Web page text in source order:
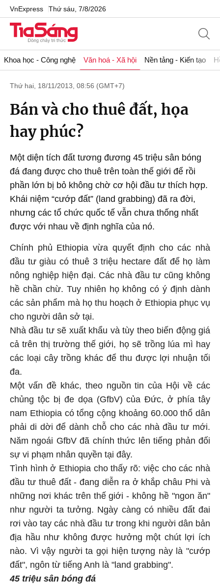
VnExpress Thứ sáu, 7/8/2026
Khoa học - Công nghệ Văn hoá - Xã hội Nền tảng - Kiến tạo
Thứ hai, 18/11/2013, 08:56 (GMT+7)
Bán và cho thuê đất, họa
hay phúc?
Một diện tích đất tương đương 45 triệu sân bóng
đá đang được cho thuê trên toàn thế giới để rồi
phần lớn bị bỏ không chờ cơ hội đầu tư thích hợp.
Khái niệm “cướp đất” (land grabbing) đã ra đời,
nhưng các tổ chức quốc tế vẫn chưa thống nhất
được với nhau về định nghĩa của nó.
Chính phủ Ethiopia vừa quyết định cho các nhà
đầu tư giàu có thuê 3 triệu hectare đất để họ làm
nông nghiệp hiện đại. Các nhà đầu tư cũng không
hề chần chừ. Tuy nhiên họ không có ý định dành
các sản phẩm mà họ thu hoạch ở Ethiopia phục vụ
cho người dân sở tại.
Nhà đầu tư sẽ xuất khẩu và tùy theo biến động giá
cả trên thị trường thế giới, họ sẽ trồng lúa mì hay
các loại cây trồng khác để thu được lợi nhuận tối
đa.
Một vấn đề khác, theo nguồn tin của Hội về các
chủng tộc bị đe dọa (GfbV) của Đức, ở phía tây
nam Ethiopia có tổng cộng khoảng 60.000 thổ dân
phải di dời để dành chỗ cho các nhà đầu tư mới.
Năm ngoái GfbV đã chính thức lên tiếng phản đối
sự vi phạm nhân quyền tại đây.
Tình hình ở Ethiopia cho thấy rõ: việc cho các nhà
đầu tư thuê đất - đang diễn ra ở khắp châu Phi và
những nơi khác trên thế giới - không hề "ngon ăn"
như người ta tưởng. Ngày càng có nhiều đất đai
rơi vào tay các nhà đầu tư trong khi người dân bản
địa hầu như không được hưởng một chút lợi ích
nào. Vì vậy người ta gọi hiện tượng này là "cướp
đất", ngôn từ tiếng Anh là "land grabbing".
45 triệu sân bóng đá